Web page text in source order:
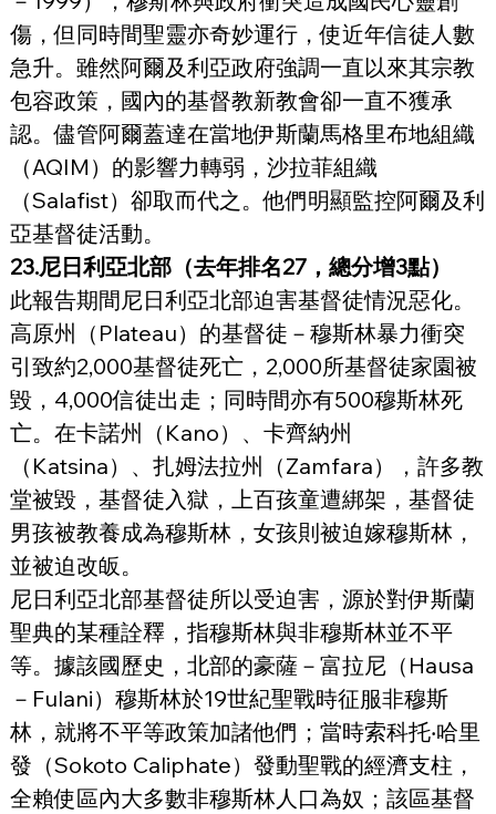
傷，但同時間聖靈亦奇妙運行，使近年信徒人數
急升。雖然阿爾及利亞政府強調一直以來其宗教
包容政策，國內的基督教新教會卻一直不獲承
認。儘管阿爾蓋達在當地伊斯蘭馬格里布地組織
（AQIM）的影響力轉弱，沙拉菲組織
（Salafist）卻取而代之。他們明顯監控阿爾及利
亞基督徒活動。
23.尼日利亞北部（去年排名27，總分增3點）
此報告期間尼日利亞北部迫害基督徒情況惡化。
高原州（Plateau）的基督徒－穆斯林暴力衝突
引致約2,000基督徒死亡，2,000所基督徒家園被
毀，4,000信徒出走；同時間亦有500穆斯林死
亡。在卡諾州（Kano）、卡齊納州
（Katsina）、扎姆法拉州（Zamfara），許多教
堂被毀，基督徒入獄，上百孩童遭綁架，基督徒
男孩被教養成為穆斯林，女孩則被迫嫁穆斯林，
並被迫改皈。
尼日利亞北部基督徒所以受迫害，源於對伊斯蘭
聖典的某種詮釋，指穆斯林與非穆斯林並不平
等。據該國歷史，北部的豪薩－富拉尼（Hausa
－Fulani）穆斯林於19世紀聖戰時征服非穆斯
林，就將不平等政策加諸他們；當時索科托‧哈里
發（Sokoto Caliphate）發動聖戰的經濟支柱，
全賴使區內大多數非穆斯林人口為奴；該區基督